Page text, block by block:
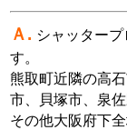
Ａ. シャッター
す。
熊取町近隣の高
市、貝塚市、泉
その他大阪府下